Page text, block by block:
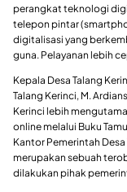
perangkat teknologi
telepon pintar
digitalisasi yang
guna. Pelayanan lebih
Kepala Desa Talang
Talang Kerinci, M.
Kerinci lebih
online melalui Buku
Kantor Pemerintah
merupakan sebuah
dilakukan pihak